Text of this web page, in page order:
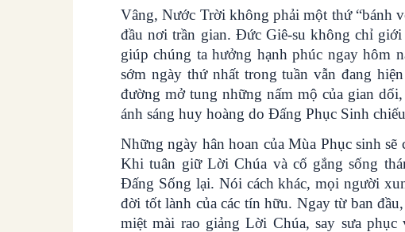
Vâng, Nước Trời không phải một thứ “bánh
đầu nơi trần gian. Đức Giê-su không chỉ
giúp chúng ta hưởng hạnh phúc ngay hôm
sớm ngày thứ nhất trong tuần vẫn đang
đường mở tung những nấm mộ của gian
ánh sáng huy hoàng do Đấng Phục Sinh
Những ngày hân hoan của Mùa Phục sinh
Khi tuân giữ Lời Chúa và cố gắng sống
Đấng Sống lại. Nói cách khác, mọi người
đời tốt lành của các tín hữu. Ngay từ ban
miệt mài rao giảng Lời Chúa, say sưa